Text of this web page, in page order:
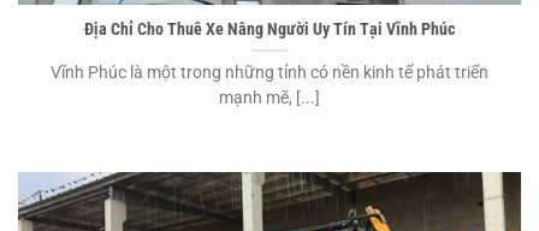
Địa Chỉ Cho Thuê Xe Nâng Người Uy Tín Tại Vĩnh Phúc
Vĩnh Phúc là một trong những tỉnh có nền kinh tế phát triển
mạnh mẽ, [...]